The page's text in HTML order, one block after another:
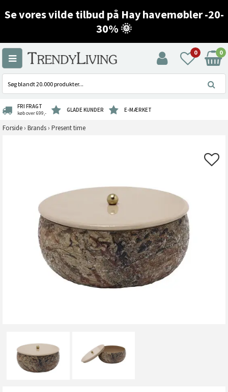
Se vores vilde tilbud på Hay havemøbler -20-
30% 🌞
0 0
FRI FRAGT
køb over 699,- GLADE KUNDER E-MÆRKET
Forside › Brands › Present time